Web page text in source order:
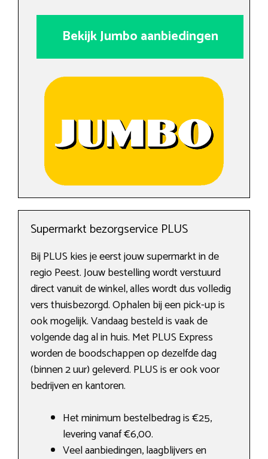
Bekijk Jumbo aanbiedingen
Supermarkt bezorgservice PLUS
Bij PLUS kies je eerst jouw supermarkt in de
regio Peest. Jouw bestelling wordt verstuurd
direct vanuit de winkel, alles wordt dus volledig
vers thuisbezorgd. Ophalen bij een pick-up is
ook mogelijk. Vandaag besteld is vaak de
volgende dag al in huis. Met PLUS Express
worden de boodschappen op dezelfde dag
(binnen 2 uur) geleverd. PLUS is er ook voor
bedrijven en kantoren.
Het minimum bestelbedrag is €25,
levering vanaf €6,00.
Veel aanbiedingen, laagblijvers en